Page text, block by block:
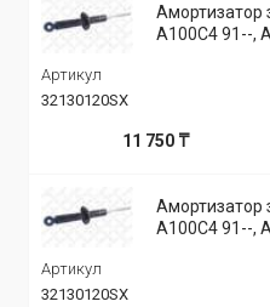
Амортизатор
A100C4 91--,
Артикул
32130120SX
11 750 ₸
Амортизатор
A100C4 91--,
Артикул
32130120SX